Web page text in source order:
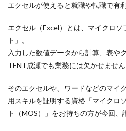
エクセルが使えると就職や転職で有
エクセル（Excel）とは、マイクロ
ト」。
入力した数値データから計算、表や
TENT成瀬でも業務には欠かせません
そのエクセルや、ワードなどのマイ
用スキルを証明する資格「マイクロ
ト（MOS）」をお持ちの方が今回、